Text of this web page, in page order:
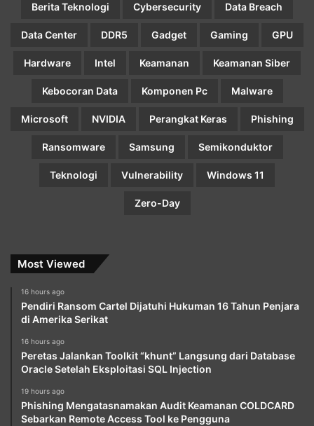
Berita Teknologi Cybersecurity Data Breach
Data Center DDR5 Gadget Gaming GPU
Hardware Intel Keamanan Keamanan Siber
Kebocoran Data Komponen Pc Malware
Microsoft NVIDIA Perangkat Keras Phishing
Ransomware Samsung Semikonduktor
Teknologi Vulnerability Windows 11
Zero-Day
Most Viewed
16 hours ago
Pendiri Ransom Cartel Dijatuhi Hukuman 16 Tahun Penjara
di Amerika Serikat
16 hours ago
Peretas Jalankan Toolkit “khunt” Langsung dari Database
Oracle Setelah Eksploitasi SQL Injection
19 hours ago
Phishing Mengatasnamakan Audit Keamanan COLDCARD
Sebarkan Remote Access Tool ke Pengguna